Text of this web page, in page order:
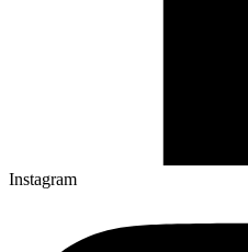
Instagram